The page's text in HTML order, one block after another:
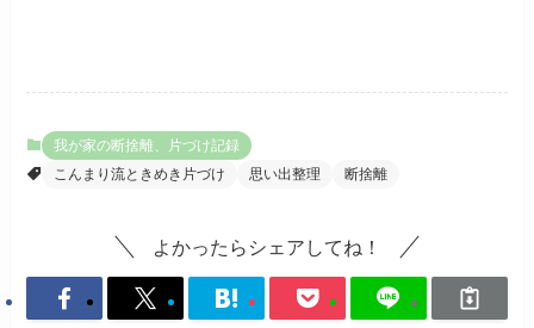
我が家の断捨離、片づけ記録
こんまり流ときめき片づけ
思い出整理 断捨離
よかったらシェアしてね！